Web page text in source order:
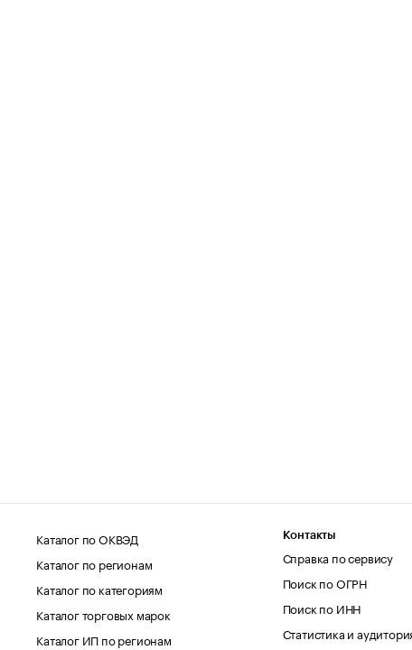
Каталог по ОКВЭД
Каталог по регионам
Каталог по категориям
Каталог торговых марок
Каталог ИП по регионам
Контакты
Справка по сервису
Поиск по ОГРН
Поиск по ИНН
Статистика и